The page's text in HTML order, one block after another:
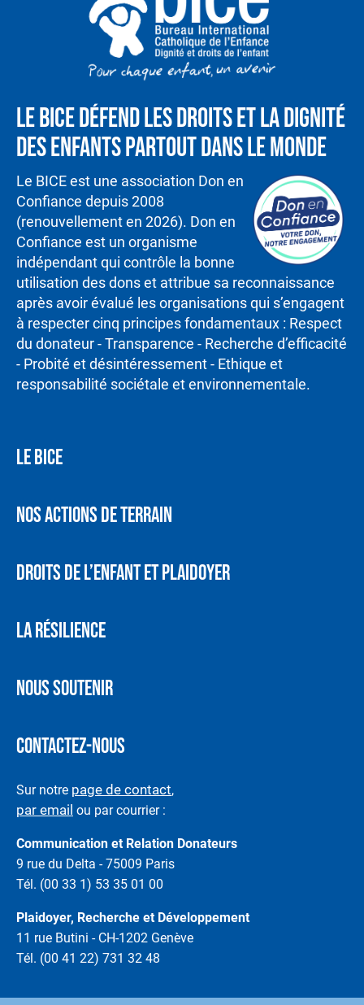
Le BICE défend les droits et la dignité
des enfants partout dans le monde
Le BICE est une association Don en
Confiance depuis 2008
(renouvellement en 2026). Don en
Confiance est un organisme
indépendant qui contrôle la bonne
utilisation des dons et attribue sa reconnaissance
après avoir évalué les organisations qui s’engagent
à respecter cinq principes fondamentaux : Respect
du donateur - Transparence - Recherche d’efficacité
- Probité et désintéressement - Ethique et
responsabilité sociétale et environnementale.
LE BICE
NOS ACTIONS DE TERRAIN
DROITS DE L’ENFANT ET PLAIDOYER
LA RÉSILIENCE
NOUS SOUTENIR
CONTACTEZ-NOUS
Sur notre page de contact,
par email ou par courrier :
Communication et Relation Donateurs
9 rue du Delta - 75009 Paris
Tél. (00 33 1) 53 35 01 00
Plaidoyer, Recherche et Développement
11 rue Butini - CH-1202 Genève
Tél. (00 41 22) 731 32 48